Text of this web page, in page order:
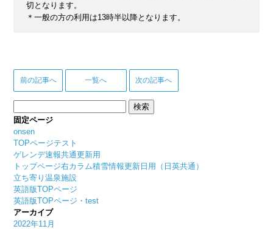
切となります。
＊一般の方の利用は13時半以降となります。
前の記事へ 一覧へ 次の記事へ
索:
固定ページ
onsen
TOPページテスト
ゲレンデ速報共通更新用
トップページ右カラム積雪情報更新日用（日英共通）
立ち寄り温泉施設
英語版TOPページ
英語版TOPページ・test
アーカイブ
2022年11月